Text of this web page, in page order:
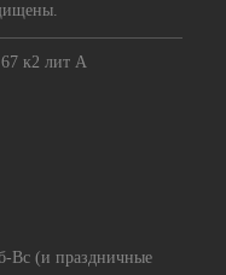
67 к2 лит А
Вс (и праздничные